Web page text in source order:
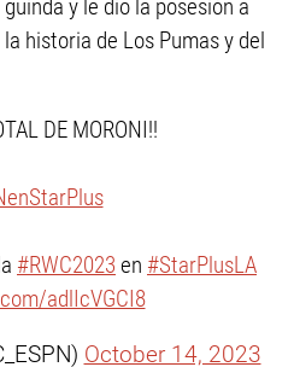
y le dio la posesión a
historia de Los Pumas y del
DE MORONI!!
#RWC2023 en #StarPlusLA
adlIcVGCI8
October 14, 2023